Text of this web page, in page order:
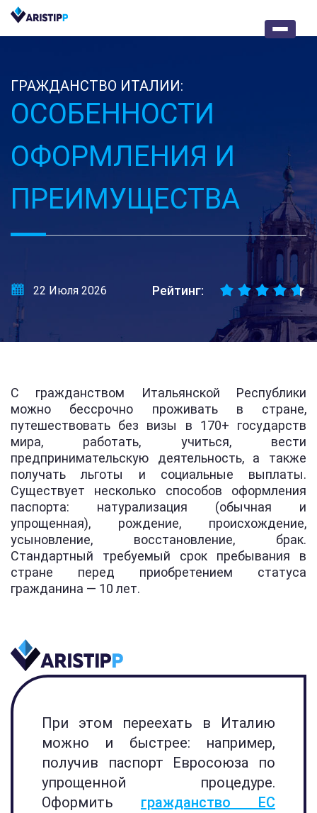
ГРАЖДАНСТВО ИТАЛИИ:
ОСОБЕННОСТИ
ОФОРМЛЕНИЯ И
ПРЕИМУЩЕСТВА
22 Июля 2026 Рейтинг:
С гражданством Итальянской Республики
можно бессрочно проживать в стране,
путешествовать без визы в 170+ государств
мира, работать, учиться, вести
предпринимательскую деятельность, а также
получать льготы и социальные выплаты.
Существует несколько способов оформления
паспорта: натурализация (обычная и
упрощенная), рождение, происхождение,
усыновление, восстановление, брак.
Стандартный требуемый срок пребывания в
стране перед приобретением статуса
гражданина — 10 лет.
При этом переехать в Италию
можно и быстрее: например,
получив паспорт Евросоюза по
упрощенной процедуре.
Оформить гражданство ЕС